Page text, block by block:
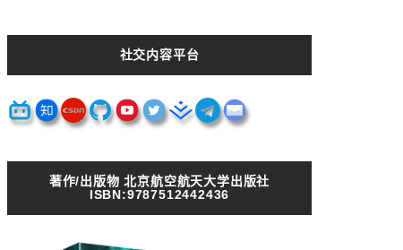
社交内容平台
著作/出版物 北京航空航天大学出版社
ISBN:9787512442436